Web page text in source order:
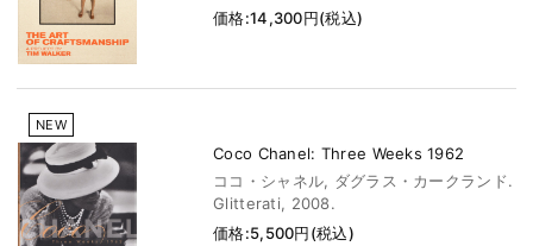
価格:14,300円(税込)
NEW
Coco Chanel: Three Weeks 1962
ココ・シャネル, ダグラス・カークランド.
Glitterati, 2008.
価格:5,500円(税込)